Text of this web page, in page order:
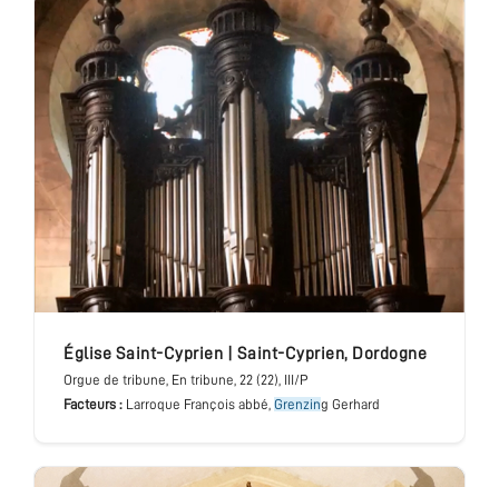
église Saint-Cyprien Saint-Cyprien, Dordogne
Orgue de tribune , En tribune , 22 (22), III/P
Facteurs : Larroque François abbé, Grenzing Gerhard